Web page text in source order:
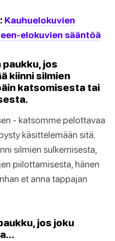
Kauhuelokuvien
elokuvien sääntöä
paukku, jos
kiinni silmien
katsomisesta tai
- katsomme pelottavaa
käsittelemään sitä.
silmien sulkemisesta,
piilottamisesta, hänen
et anna tappajan
jos joku